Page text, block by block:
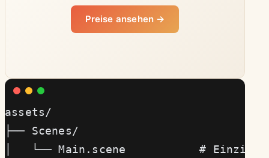
Preise ansehen →
assets/
├── Scenes/
│   └── Main.scene           # Einzige